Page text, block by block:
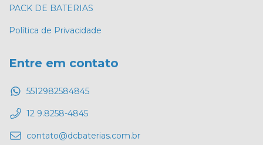
PACK DE BATERIAS
Política de Privacidade
Entre em contato
5512982584845
12 9.8258-4845
contato@dcbaterias.com.br